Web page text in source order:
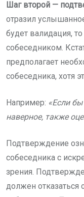
Шаг второй —
отразил
будет валидация,
собеседником.
предполагает
собеседника, хотя
Например: «Если
наверное, также
Подтверждение
собеседника с
зрения.
должен отказаться